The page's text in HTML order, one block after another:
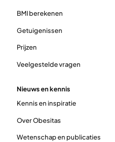
BMI berekenen
Getuigenissen
Prijzen
Veelgestelde vragen
Nieuws en kennis
Kennis en inspiratie
Over Obesitas
Wetenschap en publicaties